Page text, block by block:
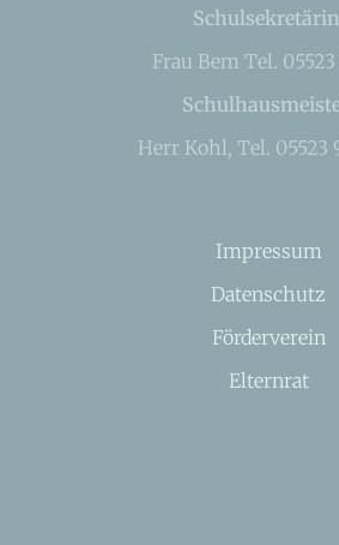
Schulsekretärin
Frau Bem Tel.
Herr Kohl, Tel. 05523
Impressum
Datenschutz
Förderverein
Elternrat